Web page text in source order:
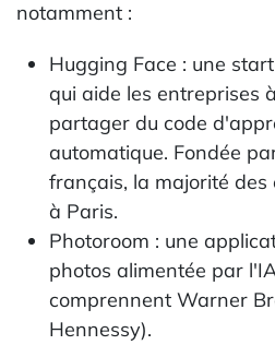
notamment :
Hugging Face : une
qui aide les entreprises
partager du code
automatique. Fondée
français, la majorité des
à Paris.
Photoroom : une
photos alimentée par
comprennent Warner
Hennessy).